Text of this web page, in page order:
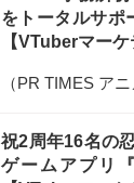
をトータルサポ
【VTuberマー
（PR TIMES アニ
祝2周年16名の
ゲームアプリ